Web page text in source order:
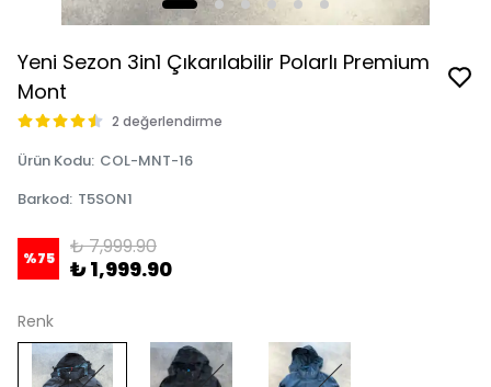
Yeni Sezon 3in1 Çıkarılabilir Polarlı Premium
Mont
2 değerlendirme
Ürün Kodu: COL-MNT-16
Barkod: T5SON1
%75 ₺ 7,999.90
₺ 1,999.90
Renk